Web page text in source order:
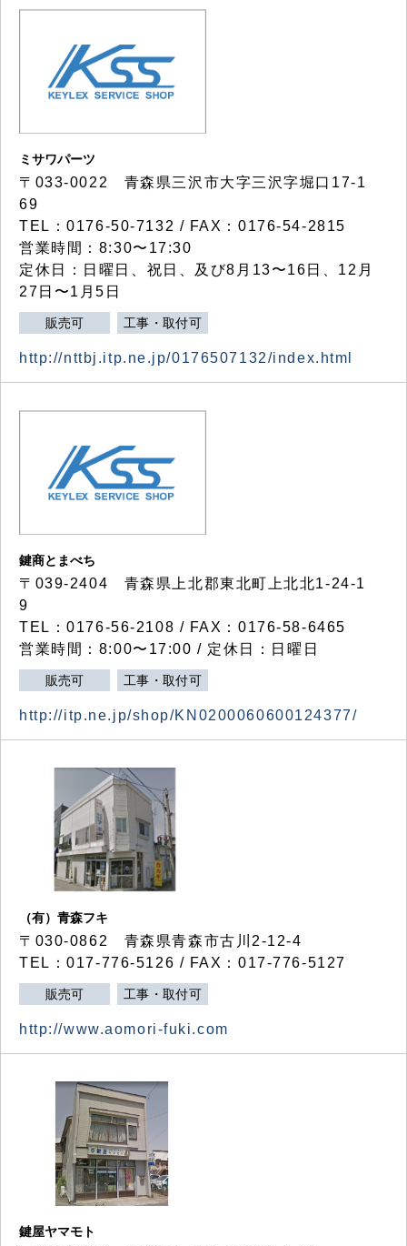
ミサワパーツ
〒033-0022 青森県三沢市大字三沢字堀口17-1
69
TEL：0176-50-7132 / FAX：0176-54-2815
営業時間：8:30〜17:30
定休日：日曜日、祝日、及び8月13〜16日、12月
27日〜1月5日
販売可 工事・取付可
http://nttbj.itp.ne.jp/0176507132/index.html
鍵商とまべち
〒039-2404 青森県上北郡東北町上北北1-24-1
9
TEL：0176-56-2108 / FAX：0176-58-6465
営業時間：8:00〜17:00 / 定休日：日曜日
販売可 工事・取付可
http://itp.ne.jp/shop/KN0200060600124377/
（有）青森フキ
〒030-0862 青森県青森市古川2-12-4
TEL：017-776-5126 / FAX：017-776-5127
販売可 工事・取付可
http://www.aomori-fuki.com
鍵屋ヤマモト